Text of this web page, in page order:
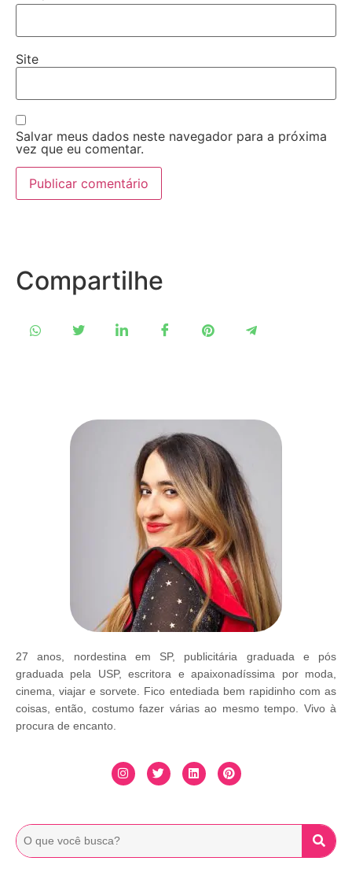
Site
Salvar meus dados neste navegador para a próxima
vez que eu comentar.
Compartilhe
27 anos, nordestina em SP, publicitária graduada e pós
graduada pela USP, escritora e apaixonadíssima por moda,
cinema, viajar e sorvete. Fico entediada bem rapidinho com as
coisas, então, costumo fazer várias ao mesmo tempo. Vivo à
procura de encanto.